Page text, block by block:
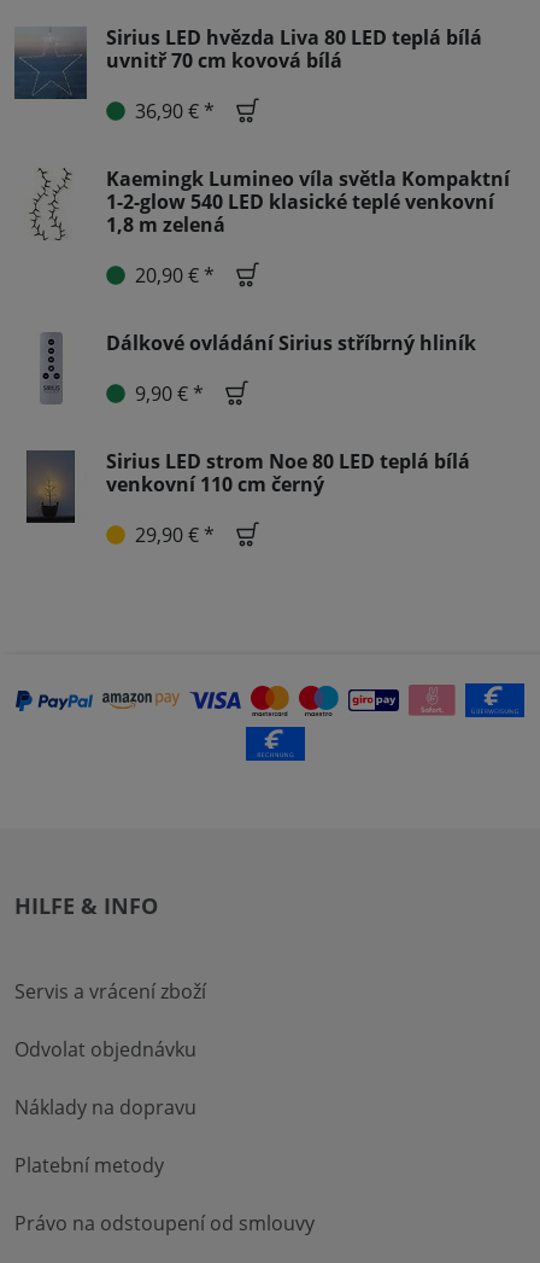
Sirius LED hvězda Liva 80 LED teplá bílá
uvnitř 70 cm kovová bílá
36,90 € *
Kaemingk Lumineo víla světla Kompaktní
1-2-glow 540 LED klasické teplé venkovní
1,8 m zelená
20,90 € *
Dálkové ovládání Sirius stříbrný hliník
9,90 € *
Sirius LED strom Noe 80 LED teplá bílá
venkovní 110 cm černý
29,90 € *
HILFE & INFO
Servis a vrácení zboží
Odvolat objednávku
Náklady na dopravu
Platební metody
Právo na odstoupení od smlouvy